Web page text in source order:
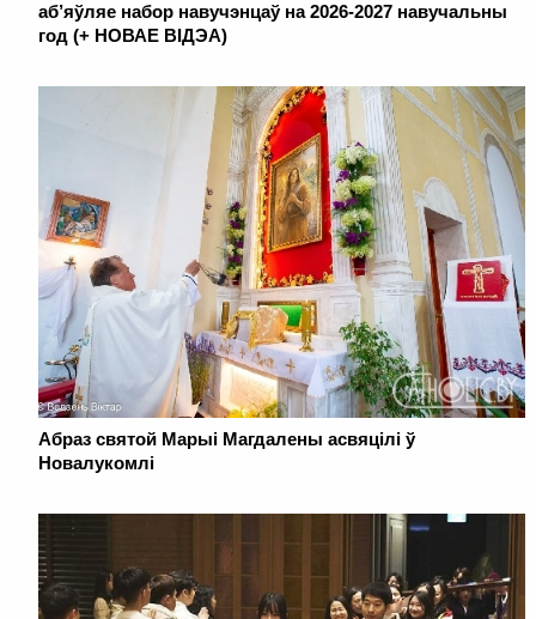
аб’яўляе набор навучэнцаў на 2026-2027 навучальны
год (+ НОВАЕ ВІДЭА)
Абраз святой Марыі Магдалены асвяцілі ў
Новалукомлі